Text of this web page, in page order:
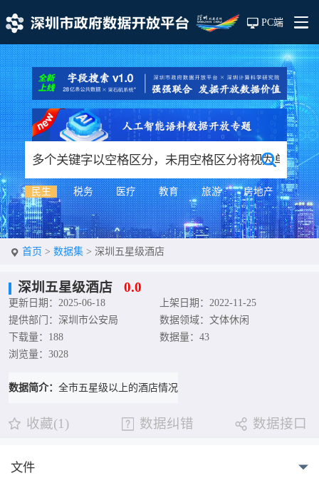
PC端
民生 税务 医疗 教育 旅游 房地产
首页 >数据集 >深圳五星级酒店
深圳五星级酒店 0.0
更新日期：2025-06-18
上架日期：2022-11-25
提供部门：深圳市公安局
数据领域：文体休闲
下载量：188
数据量：43
浏览量：3028
数据简介：全市五星级以上的酒店情况
收藏(1) 数据纠错 数据接口
文件